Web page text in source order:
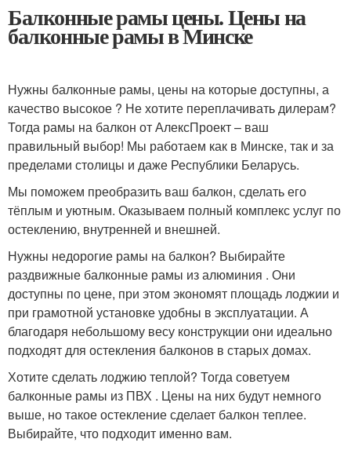
Балконные рамы цены. Цены на
балконные рамы в Минске
Нужны балконные рамы, цены на которые доступны, а
качество высокое ? Не хотите переплачивать дилерам?
Тогда рамы на балкон от АлексПроект – ваш
правильный выбор! Мы работаем как в Минске, так и за
пределами столицы и даже Республики Беларусь.
Мы поможем преобразить ваш балкон, сделать его
тёплым и уютным. Оказываем полный комплекс услуг по
остеклению, внутренней и внешней.
Нужны недорогие рамы на балкон? Выбирайте
раздвижные балконные рамы из алюминия . Они
доступны по цене, при этом экономят площадь лоджии и
при грамотной установке удобны в эксплуатации. А
благодаря небольшому весу конструкции они идеально
подходят для остекления балконов в старых домах.
Хотите сделать лоджию теплой? Тогда советуем
балконные рамы из ПВХ . Цены на них будут немного
выше, но такое остекление сделает балкон теплее.
Выбирайте, что подходит именно вам.